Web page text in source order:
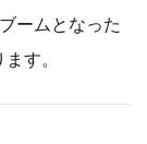
ームとなった
す。